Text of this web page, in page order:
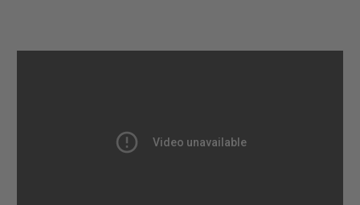
Tips voor fotoboeken